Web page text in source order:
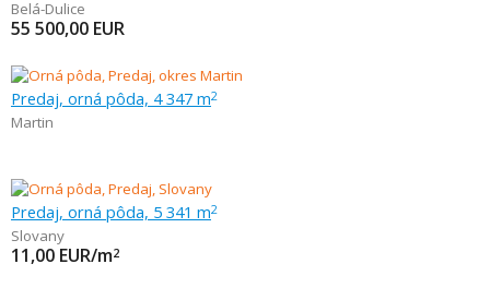
Belá-Dulice
55 500,00 EUR
Predaj, orná pôda, 4 347 m2
Martin
Predaj, orná pôda, 5 341 m2
Slovany
11,00 EUR/m2